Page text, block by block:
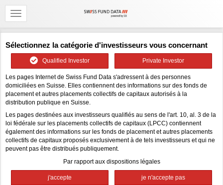
Sélectionnez la catégorie d'investisseurs vous concernant
Qualified Investor Private Investor
Les pages Internet de Swiss Fund Data s'adressent à des personnes
domiciliées en Suisse. Elles contiennent des informations sur des fonds de
placement et autres placements collectifs de capitaux autorisés à la
distribution publique en Suisse.
Les pages destinées aux investisseurs qualifiés au sens de l'art. 10, al. 3 de la
loi fédérale sur les placements collectifs de capitaux (LPCC) contiennent
également des informations sur les fonds de placement et autres placements
collectifs de capitaux proposés exclusivement à de tels investisseurs et qui ne
peuvent pas être distribués publiquement.
Par rapport aux dispositions légales